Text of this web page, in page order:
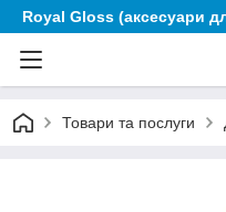
Royal Gloss (аксесуари
Товари та послуги